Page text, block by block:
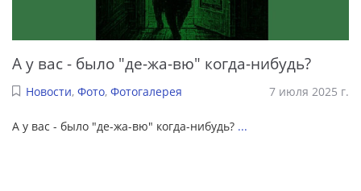
А у вас - было "де-жа-вю" когда-нибудь?
Новости, Фото, Фотогалерея 7 июля 2025 г.
А у вас - было "де-жа-вю" когда-нибудь? ...